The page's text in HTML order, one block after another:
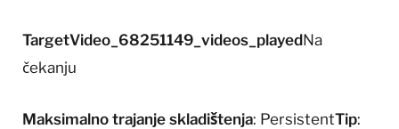
TargetVideo_68251149_videos_playedNa
čekanju
Maksimalno trajanje skladištenja: PersistentTip: